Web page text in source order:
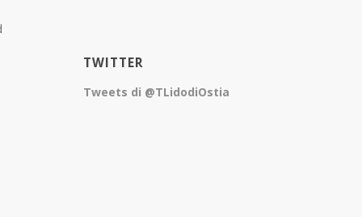
TWITTER
Tweets di @TLidodiOstia